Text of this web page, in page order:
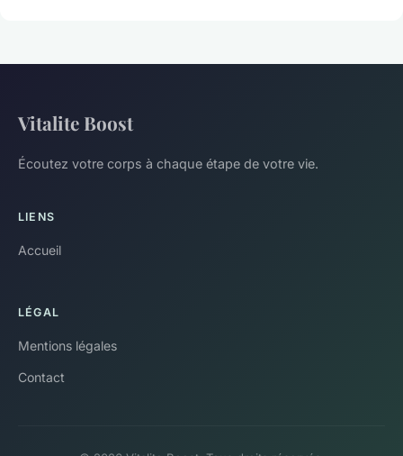
Vitalite Boost
Écoutez votre corps à chaque étape de votre vie.
LIENS
Accueil
LÉGAL
Mentions légales
Contact